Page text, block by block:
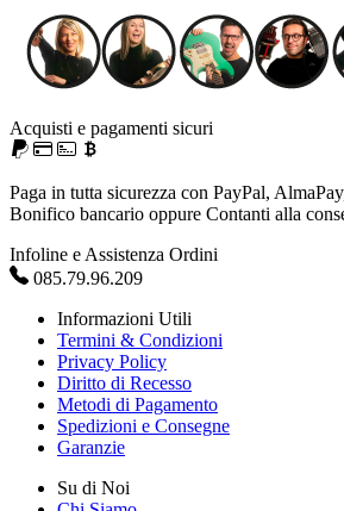
Acquisti e pagamenti sicuri
Paga in tutta sicurezza con PayPal,
Bonifico bancario oppure Contanti alla
Infoline e Assistenza Ordini
085.79.96.209
Informazioni Utili
Termini & Condizioni
Privacy Policy
Diritto di Recesso
Metodi di Pagamento
Spedizioni e Consegne
Garanzie
Su di Noi